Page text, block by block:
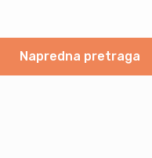
Napredna pretraga